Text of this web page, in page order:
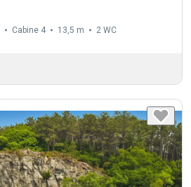
Cabine 4 13,5 m 2 WC